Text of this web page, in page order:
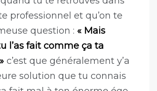
professionnel et qu’on te
question : « Mais
l’as fait comme ça ta
c’est que généralement y’a
solution que tu connais